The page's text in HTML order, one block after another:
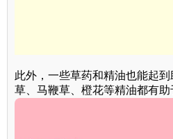
此外，一些草药和精油也能起
草、马鞭草、橙花等精油都有助